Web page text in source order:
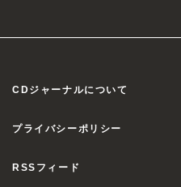
CDジャーナルについて
プライバシーポリシー
RSSフィード